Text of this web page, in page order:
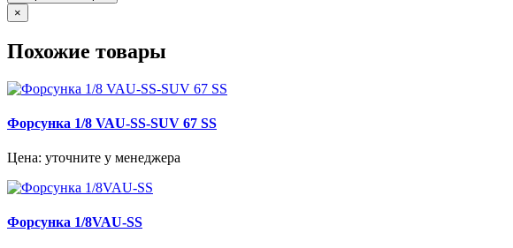
×
Похожие товары
Форсунка 1/8 VAU-SS-SUV 67 SS
Цена: уточните у менеджера
Форсунка 1/8VAU-SS